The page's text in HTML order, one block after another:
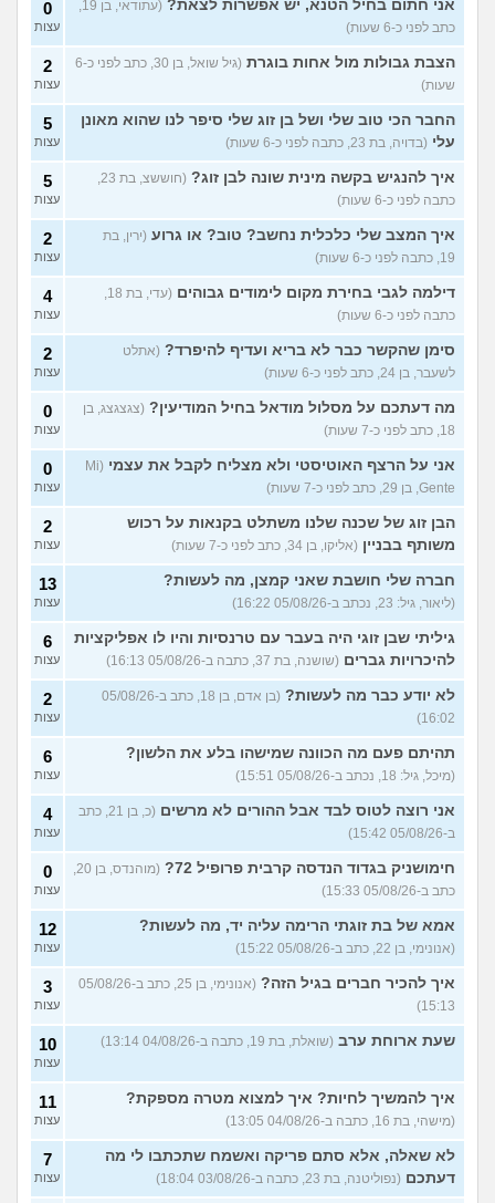
והזכאות שלאחר הלידה?
(אלהלי, בת 25)
עצות
רק בנות ברצינות - מה קורה
אם אני מפספסת גלולה?
(אבולבה, בת 18)
1
עצות
למה הטבע אכזרי בנוגע
לפוריות וליופי של האישה?
(למה???, בת 26)
11
עצות
מה אתם חושבים על הריון בגיל
צעיר? (אקליפטוס 33, בת 22)
4
עצות
הריון של אישה נמשך בדיוק 9
חודשים, 8 חודשים, וכו?
(הריון של אישה, בן 28)
4
עצות
עוד שאלות חדשות במדור
אני חתום בחיל הטנא, יש אפשרות לצאת?
(עתודאי, בן 19,
כתב לפני כ-6 שעות)
0
עצות
הצבת גבולות מול אחות בוגרת
(גיל שואל, בן 30, כתב לפני כ-6
שעות)
2
עצות
החבר הכי טוב שלי ושל בן זוג שלי סיפר לנו שהוא מאונן
עלי (בדויה, בת 23, כתבה לפני כ-6 שעות)
5
עצות
איך להנגיש בקשה מינית שונה לבן זוג?
(חוששצ, בת 23,
כתבה לפני כ-6 שעות)
5
עצות
איך המצב שלי כלכלית נחשב? טוב? או גרוע (ירין, בת
19, כתבה לפני כ-6 שעות)
2
עצות
דילמה לגבי בחירת מקום לימודים גבוהים
(עדי, בת 18,
כתבה לפני כ-6 שעות)
4
עצות
סימן שהקשר כבר לא בריא ועדיף להיפרד? (אתלט
לשעבר, בן 24, כתב לפני כ-6 שעות)
2
עצות
מה דעתכם על מסלול מודאל בחיל המודיעין? (צגצגצג, בן
18, כתב לפני כ-7 שעות)
0
עצות
אני על הרצף האוטיסטי ולא מצליח לקבל את עצמי
(Mi
Gente, בן 29, כתב לפני כ-7 שעות)
0
עצות
הבן זוג של שכנה שלנו משתלט בקנאות על רכוש
משותף בבניין (אליקו, בן 34, כתב לפני כ-7 שעות)
2
עצות
חברה שלי חושבת שאני קמצן, מה לעשות?
(ליאור, גיל: 23, נכתב ב-05/08/26 16:22)
13
עצות
גיליתי שבן זוגי היה בעבר עם טרנסיות והיו לו אפליקציות
להיכרויות גברים (שושנה, בת 37, כתבה ב-05/08/26 16:13)
6
עצות
לא יודע כבר מה לעשות?
(בן אדם, בן 18, כתב ב-05/08/26
16:02)
2
עצות
תהיתם פעם מה הכוונה שמישהו בלע את הלשון?
(מיכל, גיל: 18, נכתב ב-05/08/26 15:51)
6
עצות
אני רוצה לטוס לבד אבל ההורים לא מרשים
(כ, בן 21, כתב
ב-05/08/26 15:42)
4
עצות
חימושניק בגדוד הנדסה קרבית פרופיל 72?
(מוהנדס, בן 20,
כתב ב-05/08/26 15:33)
0
עצות
אמא של בת זוגתי הרימה עליה יד, מה לעשות?
(אנונימי, בן 22, כתב ב-05/08/26 15:22)
12
עצות
איך להכיר חברים בגיל הזה?
(אנונימי, בן 25, כתב ב-05/08/26
15:13)
3
עצות
שעת ארוחת ערב (שואלת, בת 19, כתבה ב-04/08/26 13:14) 10
עצות
איך להמשיך לחיות? איך למצוא מטרה מספקת?
(מישהי, בת 16, כתבה ב-04/08/26 13:05)
11
עצות
לא שאלה, אלא סתם פריקה ואשמח שתכתבו לי מה
דעתכם (נפוליטנה, בת 23, כתבה ב-03/08/26 18:04)
7
עצות